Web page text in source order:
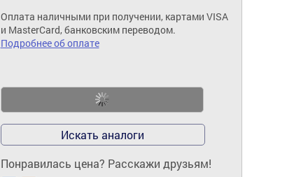
Оплата наличными при получении, картами VISA
и MasterCard, банковским переводом.
Подробнее об оплате
Искать аналоги
Понравилась цена? Расскажи друзьям!